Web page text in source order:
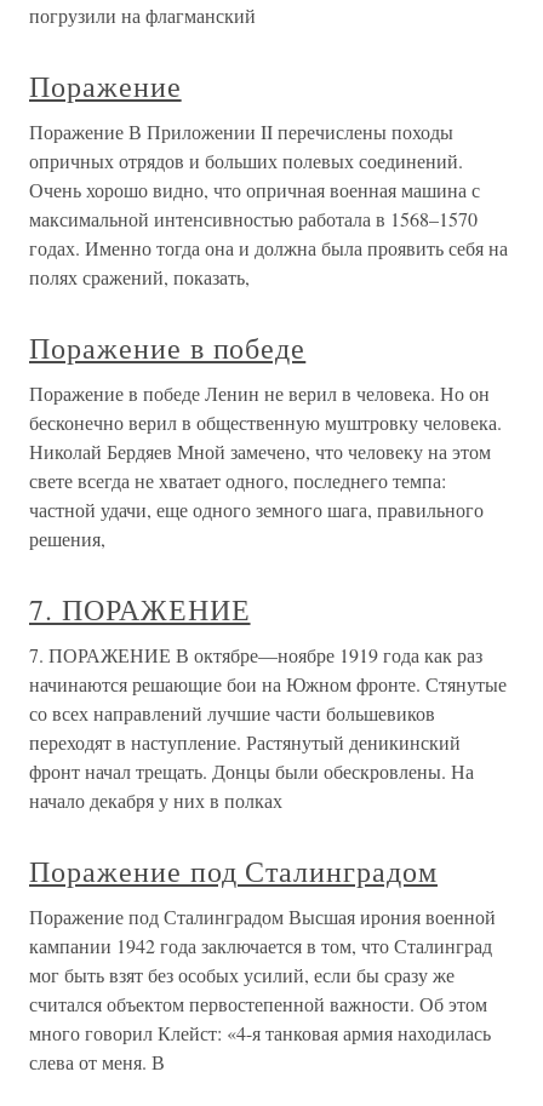
погрузили на флагманский
Поражение
Поражение В Приложении II перечислены походы
опричных отрядов и больших полевых соединений.
Очень хорошо видно, что опричная военная машина с
максимальной интенсивностью работала в 1568–1570
годах. Именно тогда она и должна была проявить себя на
полях сражений, показать,
Поражение в победе
Поражение в победе Ленин не верил в человека. Но он
бесконечно верил в общественную муштровку человека.
Николай Бердяев Мной замечено, что человеку на этом
свете всегда не хватает одного, последнего темпа:
частной удачи, еще одного земного шага, правильного
решения,
7. ПОРАЖЕНИЕ
7. ПОРАЖЕНИЕ В октябре—ноябре 1919 года как раз
начинаются решающие бои на Южном фронте. Стянутые
со всех направлений лучшие части большевиков
переходят в наступление. Растянутый деникинский
фронт начал трещать. Донцы были обескровлены. На
начало декабря у них в полках
Поражение под Сталинградом
Поражение под Сталинградом Высшая ирония военной
кампании 1942 года заключается в том, что Сталинград
мог быть взят без особых усилий, если бы сразу же
считался объектом первостепенной важности. Об этом
много говорил Клейст: «4-я танковая армия находилась
слева от меня. В